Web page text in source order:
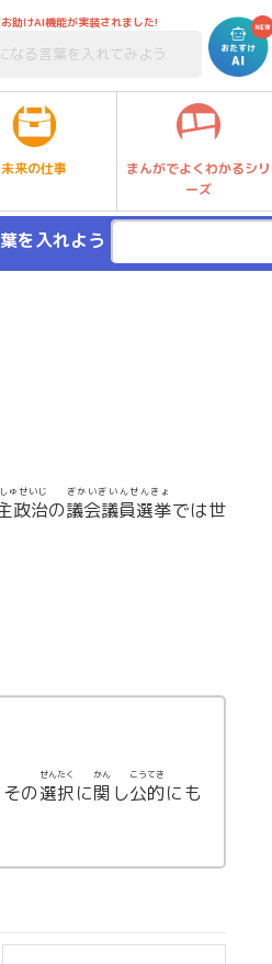
助けAI機能が実装されました!
未来の仕事
まんがでよくわかるシリ
ーズ
を入れよう
政治
ゅせいじ
の議会議員選挙
ぎかいぎいんせんきょ
では世
の選択
せんたく
に関
かん
し公的
こうてき
にも